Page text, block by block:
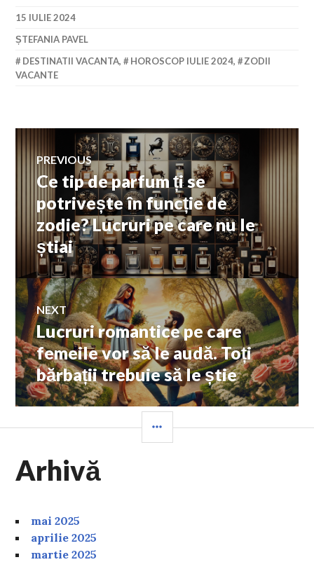
15 IULIE 2024
ȘTEFANIA PAVEL
DESTINATII VACANTA, HOROSCOP IULIE 2024,
ZODII
VACANTE
Navigare
în
articole
PREVIOUS
Previous
Ce tip de parfum ți se
potrivește în funcție de
zodie? Lucruri pe care nu le
știai
NEXT
Next
post:
Lucruri romantice pe care
femeile vor să le audă. Toți
bărbații trebuie să le știe
Arhivă
mai 2025
aprilie 2025
martie 2025